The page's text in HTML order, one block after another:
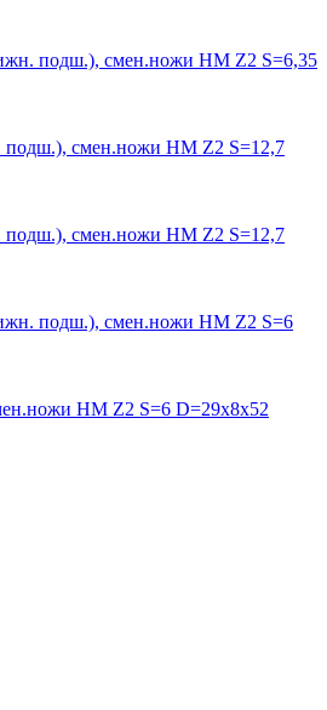
подш.), смен.ножи HM Z2 S=6,35
подш.), смен.ножи HM Z2 S=12,7
подш.), смен.ножи HM Z2 S=12,7
подш.), смен.ножи HM Z2 S=6
HM Z2 S=6 D=29x8x52